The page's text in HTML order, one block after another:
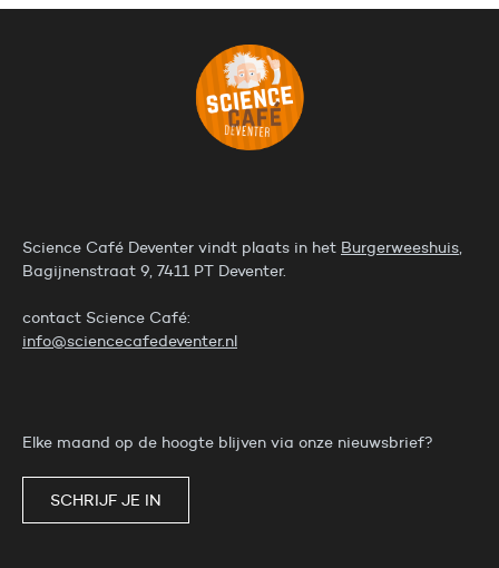
Science Café Deventer vindt plaats in het Burgerweeshuis
Bagijnenstraat 9, 7411 PT Deventer.
contact Science Café:
info@sciencecafedeventer.nl
Elke maand op de hoogte blijven via onze nieuwsbrief?
SCHRIJF JE IN